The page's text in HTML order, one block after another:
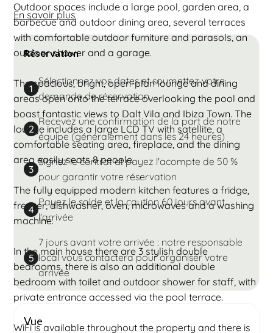
Outdoor spaces include a large pool, garden area, a
barbecue and outdoor dining area, several terraces
with comfortable outdoor furniture and parasols, an
outdoor shower and a garage.
The spacious, bright, open-plan lounge and dining
areas open onto the terrace overlooking the pool and
boast fantastic views to Dalt Vila and Ibiza Town. The
lounge includes a large LCD TV with satellite, a
comfortable seating area, fireplace, and the dining
area easily seats 8 people.
The fully equipped modern kitchen features a fridge,
freezer, dishwasher, oven, microwaves and a washing
machine.
In the main house there are 3 stylish double
bedrooms, there is also an additional double
bedroom with toilet and outdoor shower for staff, with
private entrance accessed via the pool terrace.
WiFi is available throughout the property and there is
En savoir plus
Réservation
1
Sélectionnez vos dates et soumettez votre
demande de réservation
2
Recevez une confirmation de la part de notre
équipe (généralement dans les 24 heures)
3
Signez le contrat et payez l'acompte de 50 %
pour garantir votre réservation
4
Payez le solde et la caution 60 jours avant
l'arrivée
5
7 jours avant votre arrivée : notre responsable
local vous contactera pour organiser votre
arrivée
Vue